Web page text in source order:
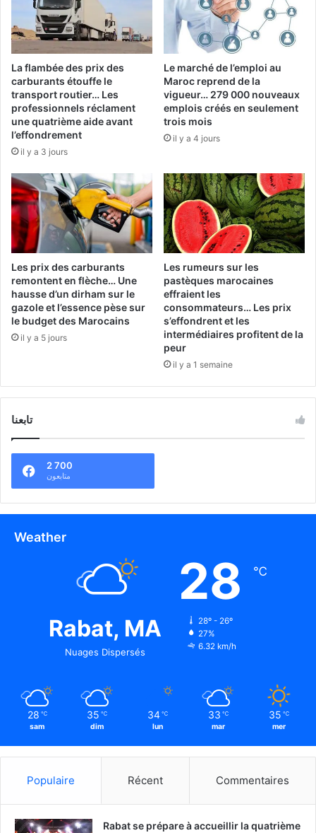
La flambée des prix des
carburants étouffe le
transport routier… Les
professionnels réclament
une quatrième aide avant
l’effondrement
il y a 3 jours
Le marché de l’emploi au
Maroc reprend de la
vigueur… 279 000 nouveaux
emplois créés en seulement
trois mois
il y a 4 jours
Les prix des carburants
remontent en flèche… Une
hausse d’un dirham sur le
gazole et l’essence pèse sur
le budget des Marocains
il y a 5 jours
Les rumeurs sur les
pastèques marocaines
effraient les
consommateurs… Les prix
s’effondrent et les
intermédiaires profitent de la
peur
il y a 1 semaine
تابعنا
2 700
متابعون
Weather
Rabat, MA
Nuages Dispersés
28 ℃
28º - 26º
27%
6.32 km/h
28 ℃
sam
35 ℃
dim
34 ℃
lun
33 ℃
mar
35 ℃
mer
Populaire Récent Commentaires
Rabat se prépare à accueillir la quatrième